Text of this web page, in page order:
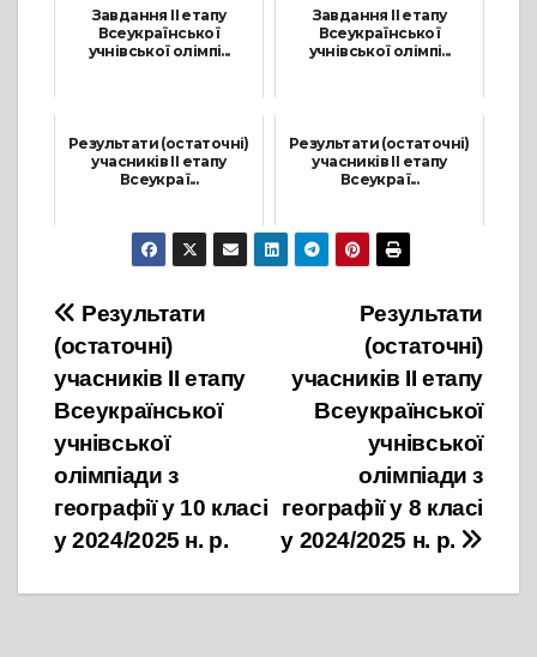
Завдання ІІ етапу
Всеукраїнської
учнівської олімпі...
Завдання ІІ етапу
Всеукраїнської
учнівської олімпі...
Результати (остаточні)
учасників ІІ етапу
Всеукраї...
3 Листопада, 2024
Результати (остаточні)
учасників ІІ етапу
Всеукраї...
24 Листопада, 2024
Навігація
записів
Результати
(остаточні)
учасників ІІ етапу
Всеукраїнської
учнівської
олімпіади з
географії у 8 класі
у 2024/2025 н. р.
Результати
(остаточні)
учасників ІІ етапу
Всеукраїнської
учнівської
олімпіади з
географії у 10 класі
у 2024/2025 н. р.